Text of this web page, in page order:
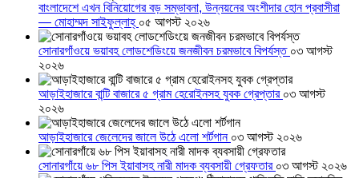
বাংলাদেশে এখন বিনিয়োগের বড় সম্ভাবনা, উন্নয়নের অংশীদার হোন প্রবাসীরা
— মোহাম্মদ সাইফুল্লাহ্ ০৫ আগস্ট ২০২৬
সোনারগাঁওয়ে ভয়াবহ লোডশেডিংয়ে জনজীবন চরমভাবে বিপর্যস্ত ০৩ আগস্ট
২০২৬
আড়াইহাজারে বান্টি বাজারে ৫ গ্রাম হেরোইনসহ যুবক গ্রেপ্তার ০৩ আগস্ট
২০২৬
আড়াইহাজারে জেলেদের জালে উঠে এলো শর্টগান ০৩ আগস্ট ২০২৬
সোনারগাঁয়ে ৬৮ পিস ইয়াবাসহ নারী মাদক ব্যবসায়ী গ্রেফতার ০৩ আগস্ট ২০২৬